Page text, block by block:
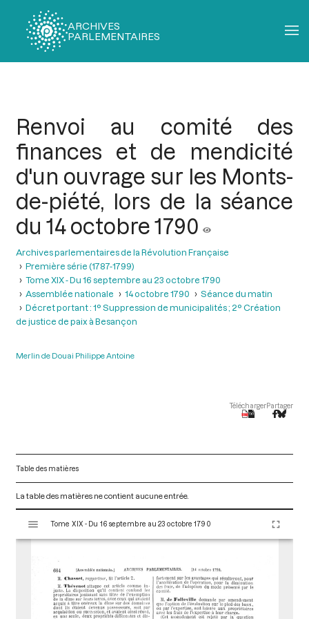
ARCHIVES
PARLEMENTAIRES
Renvoi au comité des
finances et de mendicité
d'un ouvrage sur les Monts-
de-piété, lors de la séance
du 14 octobre 1790
Archives parlementaires de la Révolution Française
Première série (1787-1799)
Tome XIX - Du 16 septembre au 23 octobre 1790
Assemblée nationale
14 octobre 1790
Séance du matin
Décret portant : 1° Suppression de municipalités ; 2° Création
de justice de paix à Besançon
Merlin de Douai Philippe Antoine
TéléchargerPartager
Table des matières
La table des matières ne contient aucune entrée.
s
Tome XIX - Du 16 septembre au 23 octobre 1790